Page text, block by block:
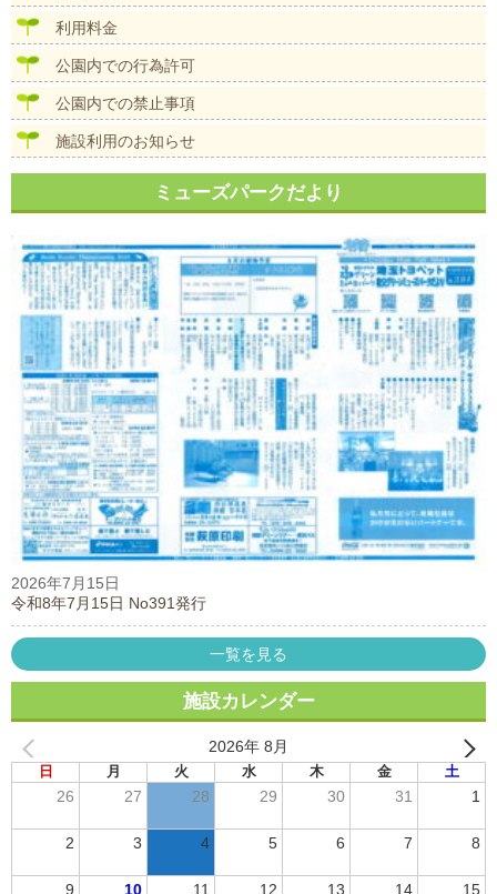
利用料金
公園内での行為許可
公園内での禁止事項
施設利用のお知らせ
ミューズパークだより
2026年7月15日
令和8年7月15日 No391発行
一覧を見る
施設カレンダー
2026年 8月
日 月 火 水 木 金 土
26 27 28 29 30 31 1
2 3 4 5 6 7 8
9 10 11 12 13 14 15